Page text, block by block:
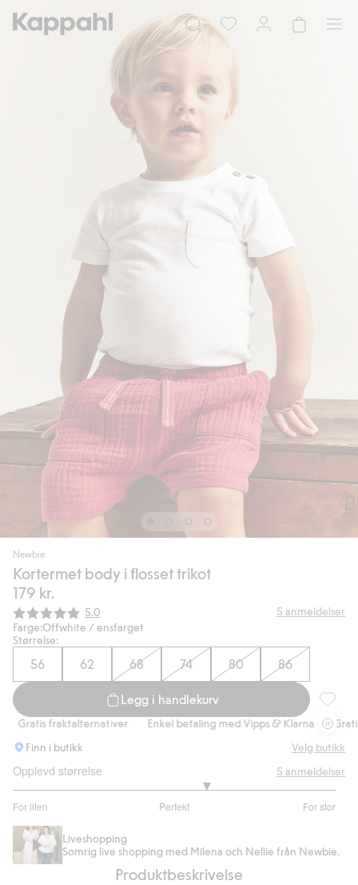
Newbie
Kortermet body i flosset trikot
179 kr.
Gjennomsnittskarakter:
5.0 5 anmeldelser
Farge:Offwhite / ensfarget
Størrelse:
56 62 68 74 80 86
Legg i handlekurv
fraktalternativer Enkel betaling med Vipps & Klarna
Gratis
Finn i butikk
Velg butikk
Opplevd størrelse
For liten Perfekt For stor
av
5
på
5
5 anmeldelser
Liveshopping
Somrig live shopping med Milena och Nellie från Newbie.
Produktbeskrivelse